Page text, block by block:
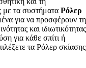
με τα συστήματα Ρόλερ
για να προσφέρουν
και
για κάθε σπίτι ή
τα Ρόλερ σκίασης